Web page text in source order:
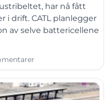
har nå fått
i drift. CATL planlegger
av selve battericellene